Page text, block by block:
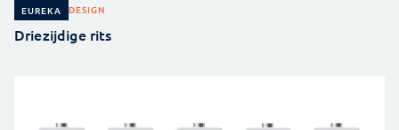
EUREKA DESIGN
Driezijdige rits